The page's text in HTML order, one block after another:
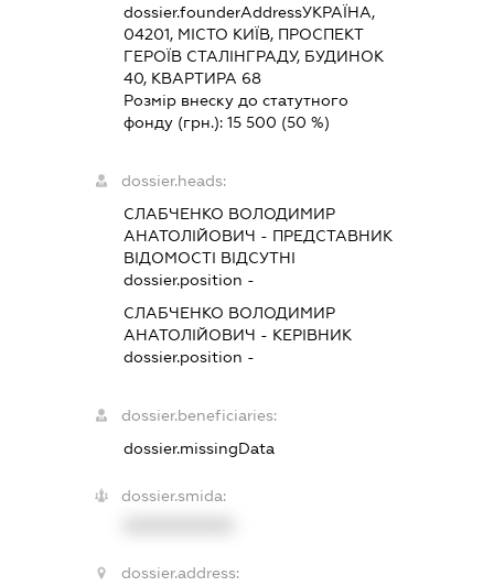
dossier.founderAddressУКРАЇНА,
04201, МІСТО КИЇВ, ПРОСПЕКТ
ГЕРОЇВ СТАЛІНГРАДУ, БУДИНОК
40, КВАРТИРА 68
Розмір внеску до статутного
фонду (грн.):15 500 (50 %)
dossier.heads:
СЛАБЧЕНКО ВОЛОДИМИР
АНАТОЛІЙОВИЧ - ПРЕДСТАВНИК
ВІДОМОСТІ ВІДСУТНІ
dossier.position -
СЛАБЧЕНКО ВОЛОДИМИР
АНАТОЛІЙОВИЧ - КЕРІВНИК
dossier.position -
dossier.beneficiaries:
dossier.missingData
dossier.smida:
dossier.address: